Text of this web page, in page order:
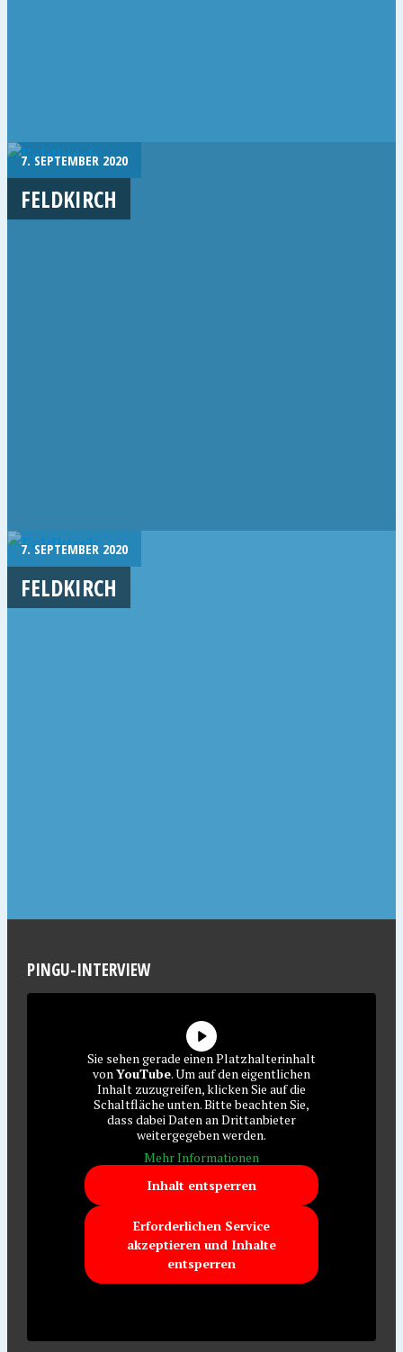
7. SEPTEMBER 2020
FELDKIRCH
7. SEPTEMBER 2020
FELDKIRCH
PINGU-INTERVIEW
Sie sehen gerade einen Platzhalterinhalt
vonYouTube. Um auf den eigentlichen
Inhalt zuzugreifen, klicken Sie auf die
Schaltfläche unten. Bitte beachten Sie,
dass dabei Daten an Drittanbieter
weitergegeben werden.
Mehr Informationen
Inhalt entsperren
Erforderlichen Service
akzeptieren und Inhalte
entsperren